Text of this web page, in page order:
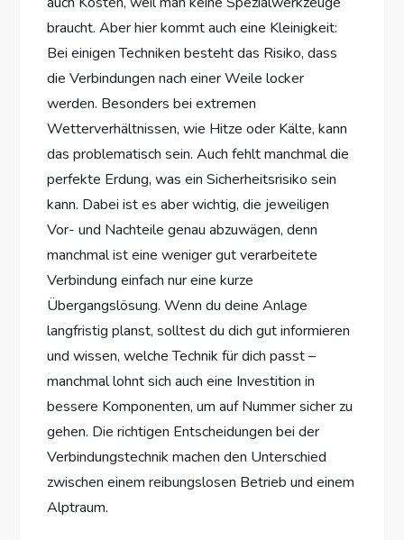
braucht. Aber hier kommt auch eine Kleinigkeit:
Bei einigen Techniken besteht das Risiko, dass
die Verbindungen nach einer Weile locker
werden. Besonders bei extremen
Wetterverhältnissen, wie Hitze oder Kälte, kann
das problematisch sein. Auch fehlt manchmal die
perfekte Erdung, was ein Sicherheitsrisiko sein
kann. Dabei ist es aber wichtig, die jeweiligen
Vor- und Nachteile genau abzuwägen, denn
manchmal ist eine weniger gut verarbeitete
Verbindung einfach nur eine kurze
Übergangslösung. Wenn du deine Anlage
langfristig planst, solltest du dich gut informieren
und wissen, welche Technik für dich passt –
manchmal lohnt sich auch eine Investition in
bessere Komponenten, um auf Nummer sicher zu
gehen. Die richtigen Entscheidungen bei der
Verbindungstechnik machen den Unterschied
zwischen einem reibungslosen Betrieb und einem
Alptraum.